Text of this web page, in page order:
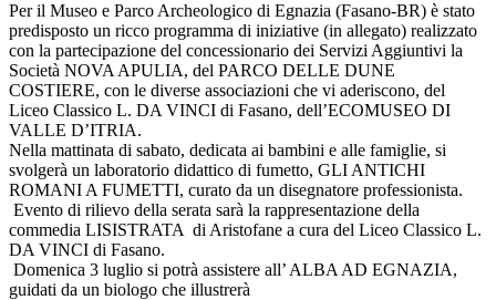
Per il Museo e Parco Archeologico di Egnazia (Fasano-BR) è stato
predisposto un ricco programma di iniziative (in allegato) realizzato
con la partecipazione del concessionario dei Servizi Aggiuntivi la
Società NOVA APULIA, del PARCO DELLE DUNE
COSTIERE, con le diverse associazioni che vi aderiscono, del
Liceo Classico L. DA VINCI di Fasano, dell’ECOMUSEO DI
VALLE D’ITRIA.
Nella mattinata di sabato, dedicata ai bambini e alle famiglie, si
svolgerà un laboratorio didattico di fumetto, GLI ANTICHI
ROMANI A FUMETTI, curato da un disegnatore professionista.
Evento di rilievo della serata sarà la rappresentazione della
commedia LISISTRATA di Aristofane a cura del Liceo Classico L.
DA VINCI di Fasano.
Domenica 3 luglio si potrà assistere all’ ALBA AD EGNAZIA,
guidati da un biologo che illustrerà